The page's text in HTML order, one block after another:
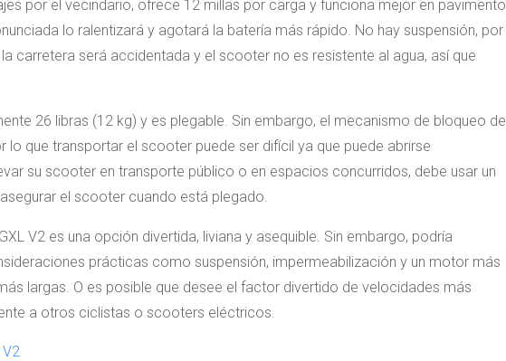
por el vecindario, ofrece 12 millas por carga y funciona mejor en pavimento
lo ralentizará y agotará la batería más rápido. No hay suspensión, por
carretera será accidentada y el scooter no es resistente al agua, así que
26 libras (12 kg) y es plegable. Sin embargo, el mecanismo de bloqueo de
lo que transportar el scooter puede ser difícil ya que puede abrirse
su scooter en transporte público o en espacios concurridos, debe usar un
el scooter cuando está plegado.
V2 es una opción divertida, liviana y asequible. Sin embargo, podría
prácticas como suspensión, impermeabilización y un motor más
largas. O es posible que desee el factor divertido de velocidades más
a otros ciclistas o scooters eléctricos.